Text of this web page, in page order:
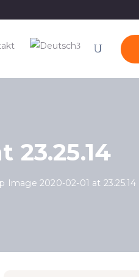
23.25.14
Image 2020-02-01 at 23.25.14